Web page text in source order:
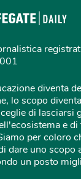
diventa
lo scopo
di lasciarsi
e
per coloro
dare uno scopo
un posto